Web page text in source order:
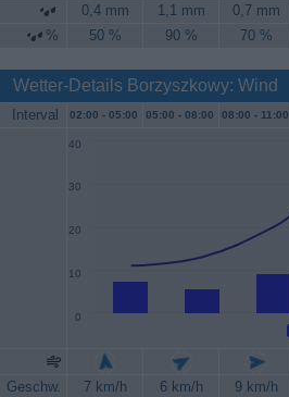
0,4 mm 1,1 mm 0,7 mm
%
50 % 90 % 70 %
Wetter-Details Borzyszkowy: Wind
Interval 02:00 - 05:00 05:00 - 08:00 08:00 - 11:00
0
10
20
30
40
Geschw. 7 km/h 6 km/h 9 km/h